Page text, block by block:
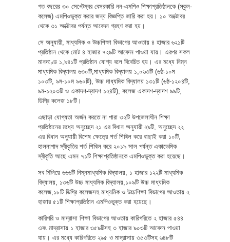
গত বছরের ৩০ সেপ্টেম্বর বেসরকারি নন-এমপিও শিক্ষাপ্রতিষ্ঠানকে (স্কুল-
কলেজ) এমপিওভুক্ত করার জন্য বিজ্ঞপ্তি জারি করা হয়। ১০ অক্টোবর
থেকে ৩১ অক্টোবর পর্যন্ত আবেদন গ্রহণ করা হয়।
সে অনুযায়ী, মাধ্যমিক ও উচ্চশিক্ষা বিভাগের আওতায় ৪ হাজার ৬২১টি
প্রতিষ্ঠান থেকে মোট ৪ হাজার ৭২৯টি আবেদন পাওয়া যায়। এরপর সকল
মানদণ্ডে ১,৯৪১টি প্রতিষ্ঠান যোগ্য বলে বিবেচিত হয়। এর মধ্যে নিম্ন
মাধ্যমিক বিদ্যালয় ৬৩০টি,মাধ্যমিক বিদ্যালয় ১,০৬৩টি (৬ষ্ঠ-১০ম
১০৩টি, ৯ম-১০ম ৯৬০টি), উচ্চ মাধ্যমিক বিদ্যালয় ১৩১টি (৬ষ্ঠ-১২০৪টি,
৯ম-১২০৩টি ও একাদশ-দ্বাদশ ১২৪টি), কলেজ একাদশ-দ্বাদশ ৯৯টি,
ডিগ্রি কলেজ ১৮টি।
এছাড়া যোগ্যতা অর্জন করতে না পারা ৩২টি উপজেলাধীন শিক্ষা
প্রতিষ্ঠানের মধ্যে অনুচ্ছেদ ২১ এর বিধান অনুযায়ী ২৯টি, অনুচ্ছেদ ২২
এর বিধান অনুযায়ী বিশেষ ক্ষেত্রে শর্ত শিথিল করে বাছাই করা ১০টি,
হালনাগাদ স্বীকৃতির শর্ত শিথিল করে ২০১৯ সাল পর্যন্ত একাডেমিক
স্বীকৃতি আছে এমন ৭১টি শিক্ষাপ্রতিষ্ঠানকে এমপিওভুক্ত করা হয়েছে।
সব মিলিয়ে ৬৬৬টি নিম্নমাধ্যমিক বিদ্যালয়, ১ হাজার ১২২টি মাধ্যমিক
বিদ্যালয়, ১৩৬টি উচ্চ মাধ্যমিক বিদ্যালয়,১০৯টি উচ্চ মাধ্যমিক
কলেজ,১৮টি ডিগ্রি কলেজসহ মাধ্যমিক ও উচ্চশিক্ষা বিভাগের আওতায় ২
হাজার ৫১টি শিক্ষাপ্রতিষ্ঠান এমপিওভুক্ত করা হয়েছে।
কারিগরি ও মাদ্রাসা শিক্ষা বিভাগের আওতায় কারিগরিতে ২ হাজার ৫৪৪
এবং মাদ্রাসায় ১ হাজার ৩৫৯টিসহ ৩ হাজার ৯০৩টি আবেদন পাওয়া
যায়। এর মধ্যে কারিগরিতে ২৯৫ ও মাদ্রাসায় ৩৫৩টিসহ ৬৪৮টি